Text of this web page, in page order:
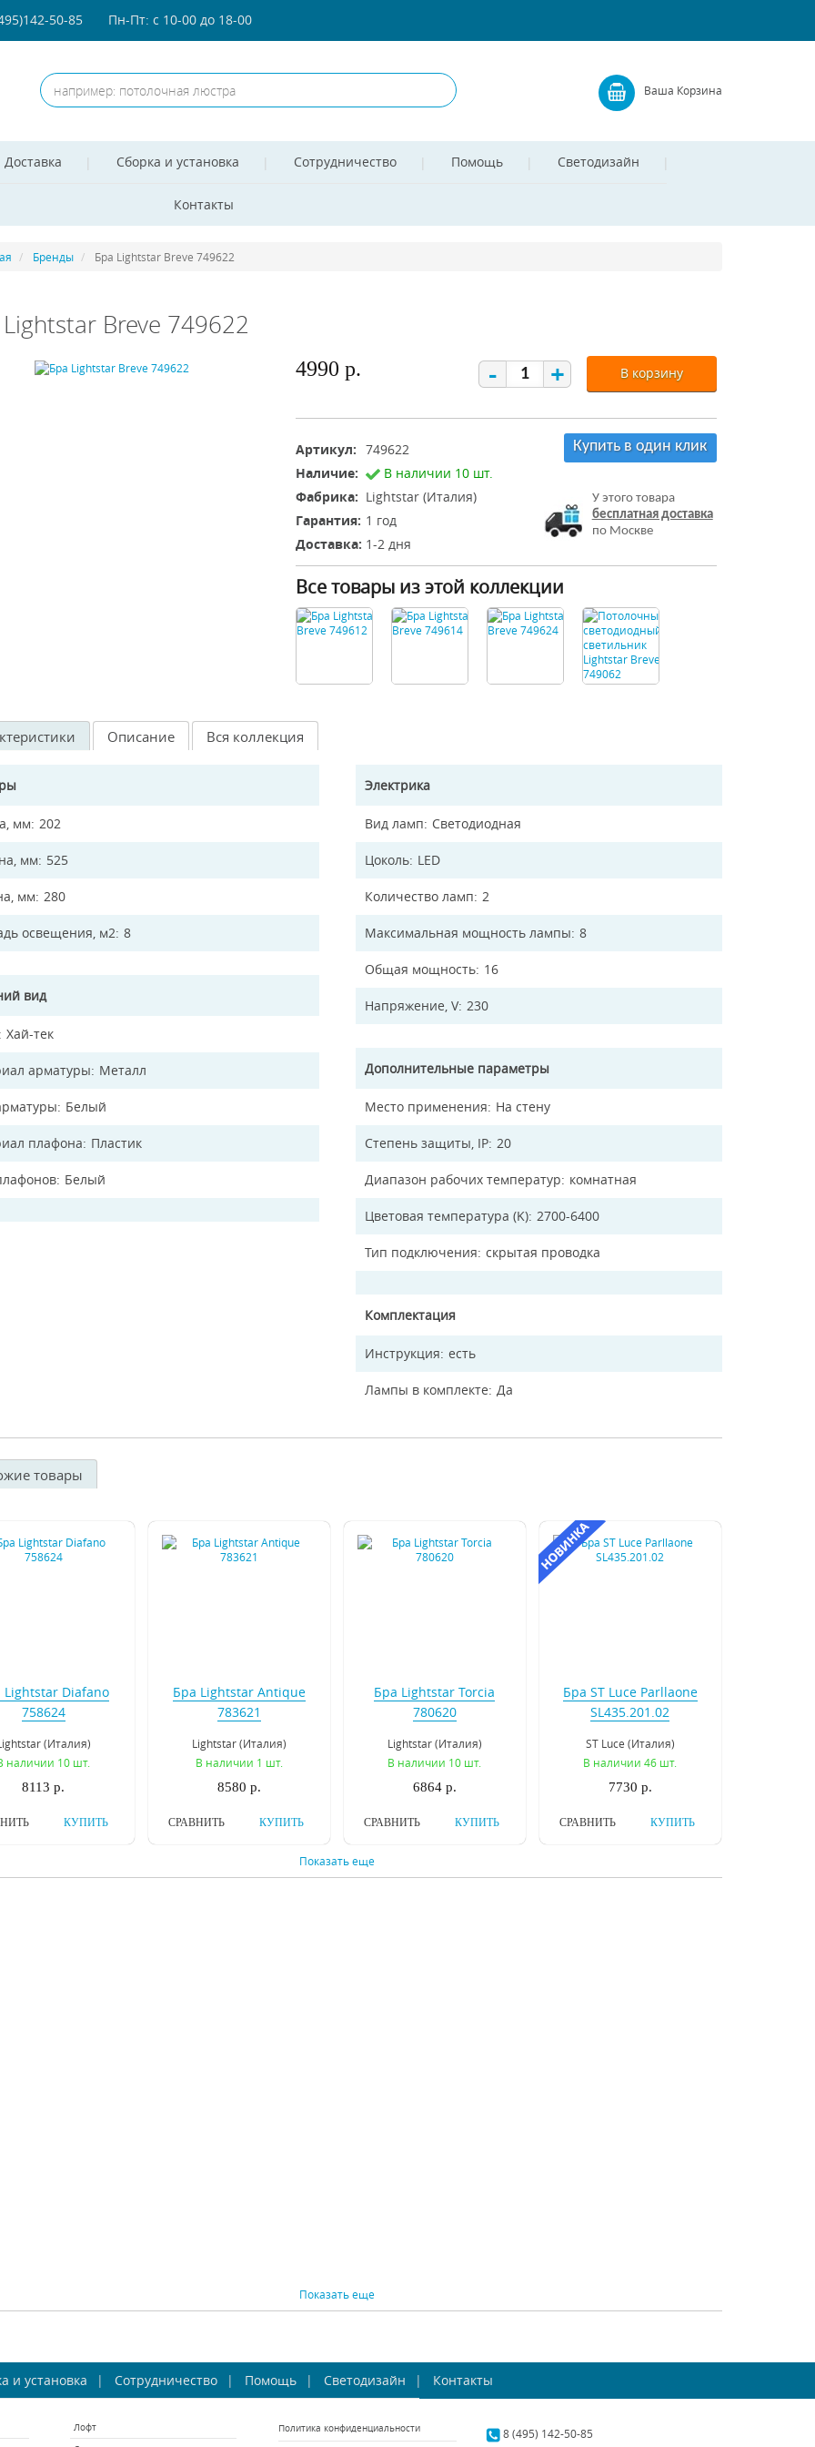
50-85 Пн-Пт: с 10-00 до 18-00
Ваша Корзина
Доставка Сборка и установка Сотрудничество Помощь Светодизайн
Контакты
Бренды Бра Lightstar Breve 749622
Breve 749622
4990 р. - + В корзину
Артикул: 749622
Наличие:
В наличии 10 шт.
Фабрика: Lightstar (Италия)
Гарантия: 1 год
Доставка: 1-2 дня
Купить в один клик
У этого товара
бесплатная доставка
по Москве
Все товары из этой коллекции
Описание Вся коллекция
мм 202
мм 525
мм 280
освещения, м2 8
вид
Хай-тек
арматуры Металл
Белый
плафона Пластик
Белый
Электрика
Вид ламп Светодиодная
Цоколь LED
Количество ламп 2
Максимальная мощность лампы 8
Общая мощность 16
Напряжение, V 230
Дополнительные параметры
Место применения На стену
Степень защиты, IP 20
Диапазон рабочих температур комнатная
Цветовая температура (K) 2700-6400
Тип подключения скрытая проводка
Комплектация
Инструкция есть
Лампы в комплекте Да
товары
Lightstar Diafano
758624
(Италия)
наличии 10 шт.
8113 р.
КУПИТЬ
Бра Lightstar Antique
783621
Lightstar (Италия)
В наличии 1 шт.
8580 р.
КУПИТЬ
СРАВНИТЬ
Бра Lightstar Torcia
780620
Lightstar (Италия)
В наличии 10 шт.
6864 р.
КУПИТЬ
СРАВНИТЬ
Бра ST Luce Parllaone
SL435.201.02
ST Luce (Италия)
В наличии 46 шт.
7730 р.
КУПИТЬ
СРАВНИТЬ
Alla 1729-
2W
наличии 10 шт.
Бра Favourite Cardellino
1836-2W
В наличии 1 шт.
Бра Favourite Lanta
1733-2W
В наличии 10 шт.
Бра ST Luce Samento
В наличии 9 шт.
Показать еще
Показать еще
и установка Сотрудничество Помощь Светодизайн Контакты
Лофт
Политика конфиденциальности 8 (495) 142-50-85